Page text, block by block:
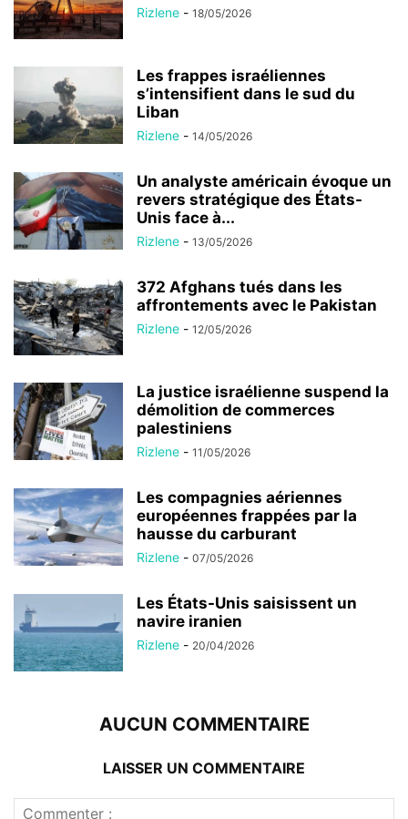
Rizlene - 18/05/2026
Les frappes israéliennes
s’intensifient dans le sud du
Liban
Rizlene - 14/05/2026
Un analyste américain évoque un
revers stratégique des États-
Unis face à...
Rizlene - 13/05/2026
372 Afghans tués dans les
affrontements avec le Pakistan
Rizlene - 12/05/2026
La justice israélienne suspend la
démolition de commerces
palestiniens
Rizlene - 11/05/2026
Les compagnies aériennes
européennes frappées par la
hausse du carburant
Rizlene - 07/05/2026
Les États-Unis saisissent un
navire iranien
Rizlene - 20/04/2026
AUCUN COMMENTAIRE
LAISSER UN COMMENTAIRE